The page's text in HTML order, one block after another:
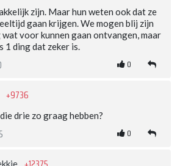
zijn. Maar hun weten ook dat ze
gaan krijgen. We mogen blij zijn
voor kunnen gaan ontvangen, maar
1 ding dat zeker is.
0
+9736
drie zo graag hebben?
0